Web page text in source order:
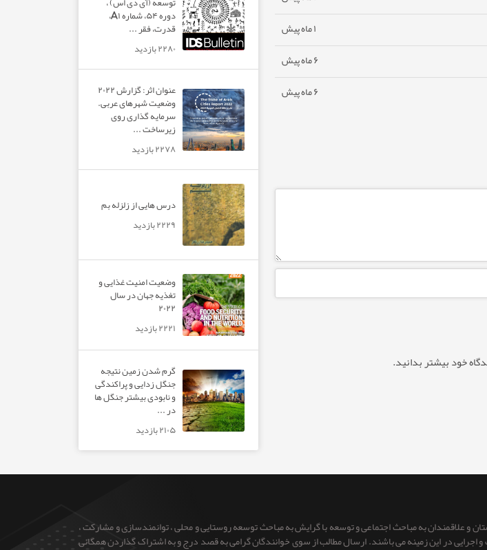
۱ ماه پیش
۶ ماه پیش
۶ ماه پیش
خود بیشتر بدانید.
توسعه (آی دی اس) ،
دوره ۵۴، شماره A۱،
قدرت، فقر ...
۲۲۸۰ بازدید
عنوان اثر: گزارش ۲۰۲۲
وضعیت شهرهای عربی.
سرمایه گذاری روی
زیرساخت ...
۲۲۷۸ بازدید
درس هایی از زلزله بم
۲۲۲۹ بازدید
وضعیت امنیت غذایی و
تغذیه جهان در سال
۲۰۲۲
۲۲۲۱ بازدید
گرم شدن زمین نتیجه
جنگل زدایی و پراکندگی
و نابودی بیشتر جنگل ها
در ...
۲۱۰۵ بازدید
و علاقمندان به مباحث اجتماعی و توسعه با گرایش به مباحث توسعه روستایی و محلی ، توانمندسازی و مشارکت ،
و اجرایی در این زمینه می باشند. ارسال مطالب از سوی خوانندگان گرامی به قصد درج و به اشتراک گذاردن همگانی